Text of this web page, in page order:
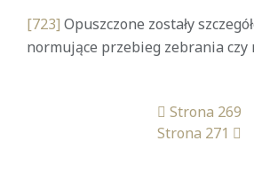
[723] Opuszczone zostały
normujące przebieg zebrania czy
Strona 269
Strona 271